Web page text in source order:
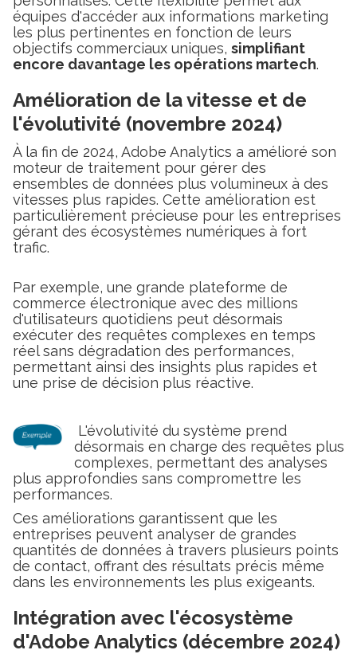
équipes d'accéder aux informations marketing
les plus pertinentes en fonction de leurs
objectifs commerciaux uniques, simplifiant
encore davantage les opérations martech.
Amélioration de la vitesse et de
l'évolutivité (novembre 2024)
À la fin de 2024, Adobe Analytics a amélioré son
moteur de traitement pour gérer des
ensembles de données plus volumineux à des
vitesses plus rapides. Cette amélioration est
particulièrement précieuse pour les entreprises
gérant des écosystèmes numériques à fort
trafic.
Par exemple, une grande plateforme de
commerce électronique avec des millions
d'utilisateurs quotidiens peut désormais
exécuter des requêtes complexes en temps
réel sans dégradation des performances,
permettant ainsi des insights plus rapides et
une prise de décision plus réactive.
L'évolutivité du système prend
désormais en charge des requêtes plus
complexes, permettant des analyses
plus approfondies sans compromettre les
performances.
Ces améliorations garantissent que les
entreprises peuvent analyser de grandes
quantités de données à travers plusieurs points
de contact, offrant des résultats précis même
dans les environnements les plus exigeants.
Intégration avec l'écosystème
d'Adobe Analytics (décembre 2024)